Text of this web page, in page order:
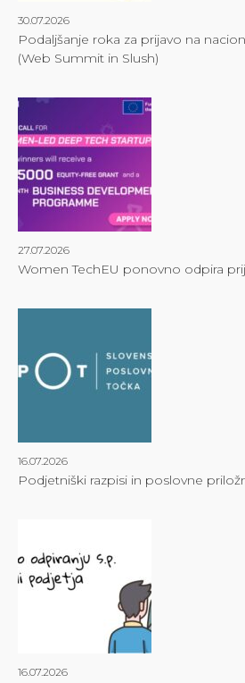
30.07.2026
Podaljšanje roka za prijavo na
(Web Summit in Slush)
27.07.2026
Women TechEU ponovno odpira
16.07.2026
Podjetniški razpisi in poslovne
16.07.2026